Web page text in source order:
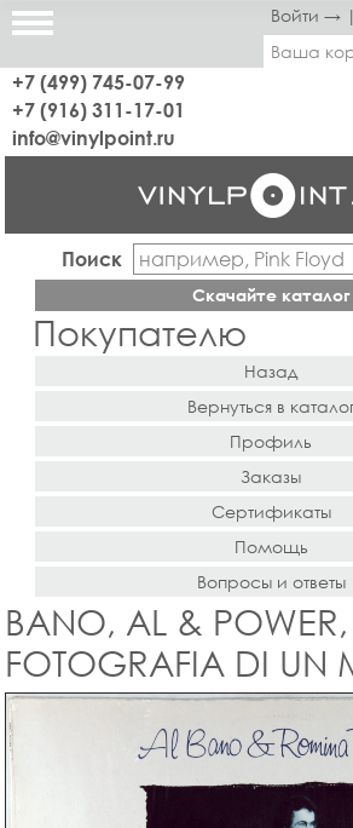
Войти → |
Ваша
+7 (499) 745-07-99
+7 (916) 311-17-01
info@vinylpoint.ru
Поиск
Скачайте каталог
Покупателю
Назад
Вернуться в
Профиль
Заказы
Сертификаты
Помощь
Вопросы и ответы
BANO, AL &
FOTOGRAFIA DI UN